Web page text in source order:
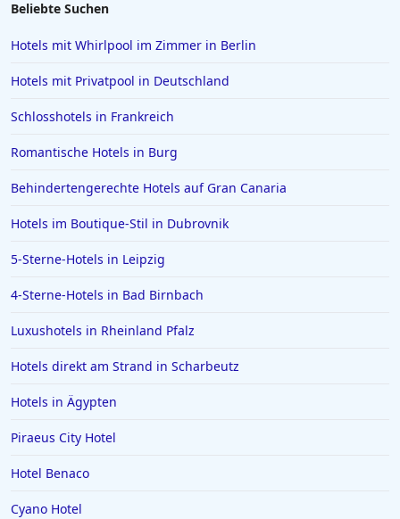
4-Sterne-Hotels in Baden-Baden
Beliebte Suchen
Hotels mit Whirlpool im Zimmer in Berlin
Hotels mit Privatpool in Deutschland
Schlosshotels in Frankreich
Romantische Hotels in Burg
Behindertengerechte Hotels auf Gran Canaria
Hotels im Boutique-Stil in Dubrovnik
5-Sterne-Hotels in Leipzig
4-Sterne-Hotels in Bad Birnbach
Luxushotels in Rheinland Pfalz
Hotels direkt am Strand in Scharbeutz
Hotels in Ägypten
Piraeus City Hotel
Hotel Benaco
Cyano Hotel